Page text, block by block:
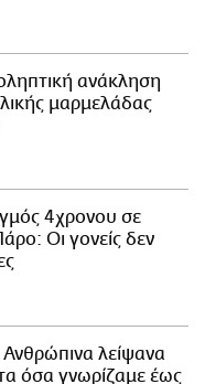
ανάκληση
μαρμελάδας
4χρονου σε
Οι γονείς δεν
Ανθρώπινα λείψανα
όσα γνωρίζαμε έως